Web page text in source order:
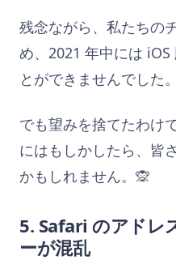
残念ながら、私たちの
め、2021 年中には
とができませんでした。
でも望みを捨てたわけ
にはもしかしたら、皆
かもしれません。🙊
5. Safari のアドレ
ーが混乱